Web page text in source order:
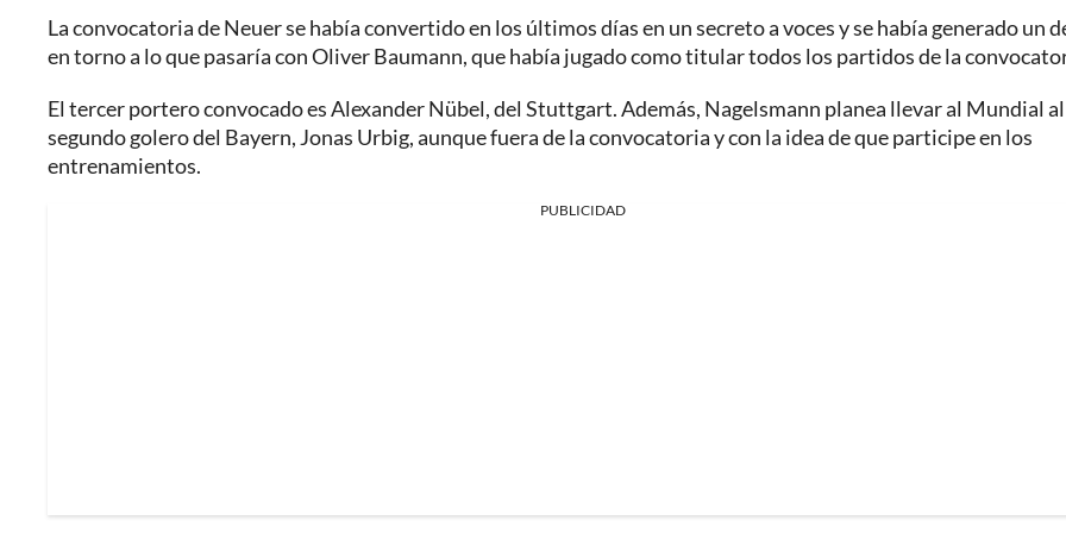
La convocatoria de Neuer se había convertido en los últimos días en un secreto a voces y se había generado un
en torno a lo que pasaría con Oliver Baumann, que había jugado como titular todos los partidos de la
El tercer portero convocado es Alexander Nübel, del Stuttgart. Además, Nagelsmann planea llevar al Mundial al
segundo golero del Bayern, Jonas Urbig, aunque fuera de la convocatoria y con la idea de que participe en los
entrenamientos.
PUBLICIDAD